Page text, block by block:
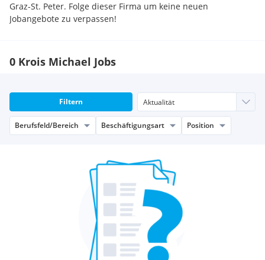
Graz-St. Peter. Folge dieser Firma um keine neuen
Jobangebote zu verpassen!
0 Krois Michael Jobs
Filtern
Berufsfeld/Bereich Beschäftigungsart Position